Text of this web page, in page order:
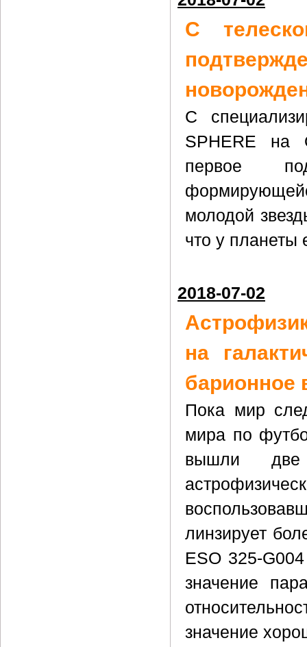
С
С
SPHERE на
первое
молодой
что у планеты
2018-07-02
на
барионное
Пока мир
мира по
вышли две
линзирует
ESO 325-
значение
значение